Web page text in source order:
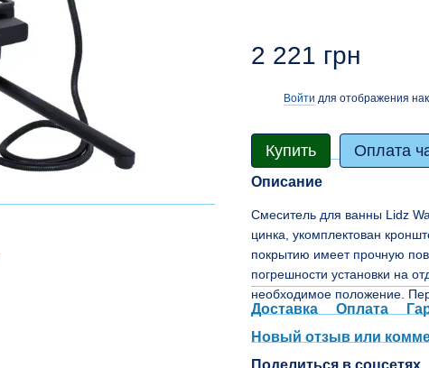
2 221 грн
Войти для отображения
Купить Оплата
Описание
Смеситель для ванны Lidz
цинка, укомплектован
покрытию имеет прочную
погрешности установки на
необходимое положение.
Доставка Оплата
Новый отзыв или
Поделиться в соцсетях